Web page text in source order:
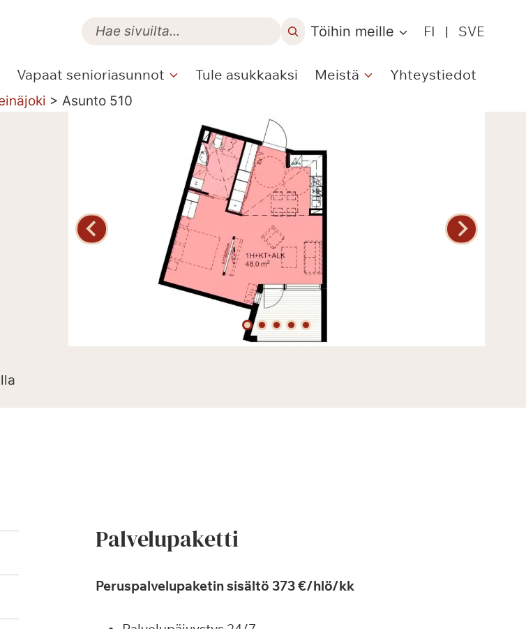
Töihin meille FI | SVE
Vapaat senioriasunnot Tule asukkaaksi Meistä Yhteystiedot
> Asunto 510
Palvelupaketti
Peruspalvelupaketin sisältö 373 €/hlö/kk